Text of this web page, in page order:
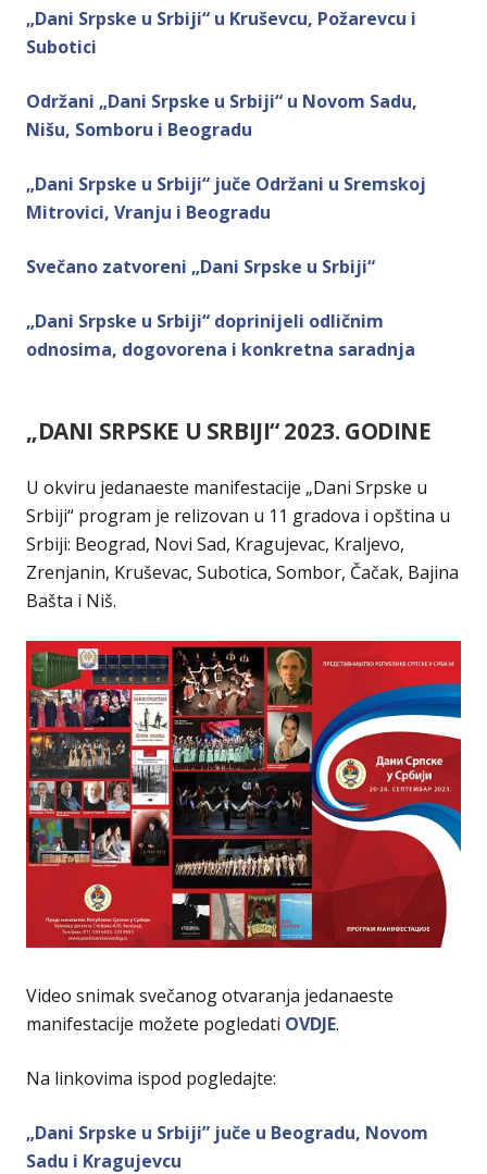
„Dani Srpske u Srbiji“ u Kruševcu, Požarevcu i
Subotici
Održani „Dani Srpske u Srbiji“ u Novom Sadu,
Nišu, Somboru i Beogradu
„Dani Srpske u Srbiji“ juče Održani u Sremskoj
Mitrovici, Vranju i Beogradu
Svečano zatvoreni „Dani Srpske u Srbiji“
„Dani Srpske u Srbiji“ doprinijeli odličnim
odnosima, dogovorena i konkretna saradnja
„DANI SRPSKE U SRBIJI“ 2023. GODINE
U okviru jedanaeste manifestacije „Dani Srpske u
Srbiji“ program je relizovan u 11 gradova i opština u
Srbiji: Beograd, Novi Sad, Kragujevac, Kraljevo,
Zrenjanin, Kruševac, Subotica, Sombor, Čačak, Bajina
Bašta i Niš.
Video snimak svečanog otvaranja jedanaeste
manifestacije možete pogledati OVDJE.
Na linkovima ispod pogledajte:
„Dani Srpske u Srbiji” juče u Beogradu, Novom
Sadu i Kragujevcu